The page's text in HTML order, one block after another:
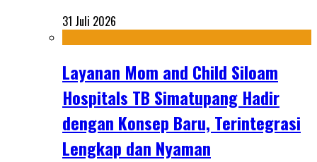
31 Juli 2026
Layanan Mom and Child Siloam
Hospitals TB Simatupang Hadir
dengan Konsep Baru, Terintegrasi
Lengkap dan Nyaman